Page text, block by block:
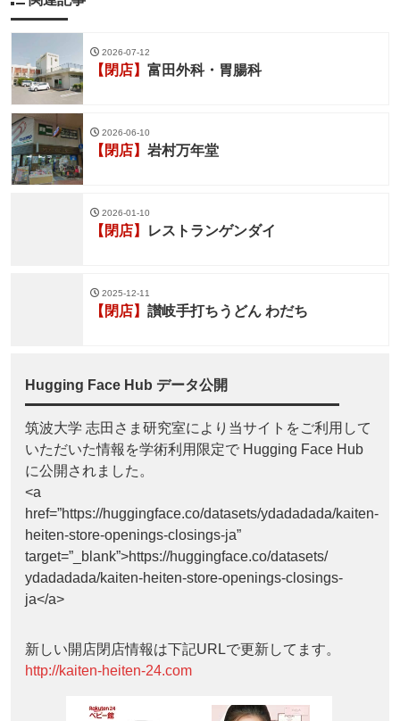
2026-07-12
【閉店】 富田外科・胃腸科
2026-06-10
【閉店】 岩村万年堂
2026-01-10
【閉店】 レストランゲンダイ
2025-12-11
【閉店】 讃岐手打ちうどん わだち
Hugging Face Hub データ公開
筑波大学 志田さま研究室により当サイトをご利用して
いただいた情報を学術利用限定で Hugging Face Hub
に公開されました。
<a
href=”https://huggingface.co/datasets/ydadadada/kaiten-
heiten-store-openings-closings-ja”
target=”_blank”>https://huggingface.co/datasets/
ydadadada/kaiten-heiten-store-openings-closings-
ja</a>
新しい開店閉店情報は下記URLで更新してます。
http://kaiten-heiten-24.com